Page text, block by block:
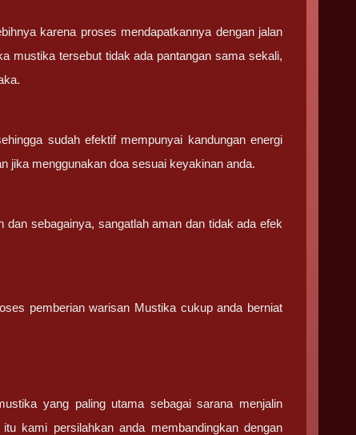
karena proses mendapatkannya dengan jalan
mustika tersebut tidak ada pantangan sama sekali,
sudah efektif mempunyai kandungan energi
jika menggunakan doa sesuai keyakinan anda.
sebagainya, sangatlah aman dan tidak ada efek
pemberian warisan Mustika cukup anda berniat
yang paling utama sebagai sarana menjalin
kami persilahkan anda membandingkan dengan